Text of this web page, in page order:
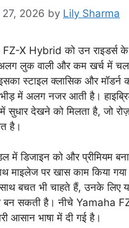
2026 by Lily Sharma
X Hybrid को उन राइडर्स के
लुक वाली और कम खर्च में
स्टाइल क्लासिक और मॉडर्न
में अलग नजर आती है।
सुधार देखने को मिलता है, जो
है।
में डिजाइन को और प्रीमियम
माइलेज पर खास काम किया गया
बचत भी चाहते हैं, उनके लिए
बन सकती है। नीचे Yamaha
आसान भाषा में दी गई है।